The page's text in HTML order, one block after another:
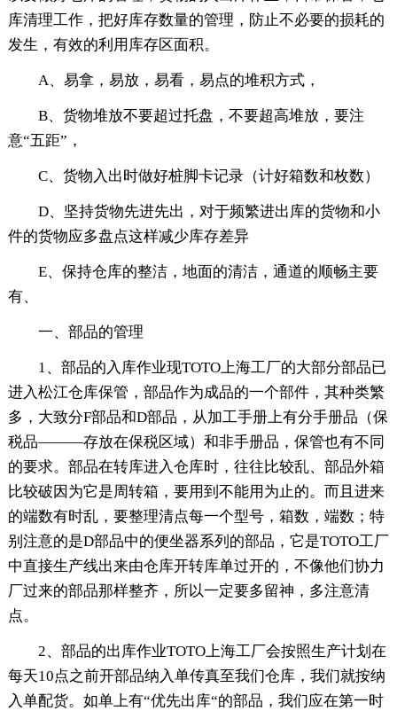
库清理工作，把好库存数量的管理，防止不必要的损耗的
发生，有效的利用库存区面积。
A、易拿，易放，易看，易点的堆积方式，
B、货物堆放不要超过托盘，不要超高堆放，要注
意“五距”，
C、货物入出时做好桩脚卡记录（计好箱数和枚数）
D、坚持货物先进先出，对于频繁进出库的货物和小
件的货物应多盘点这样减少库存差异
E、保持仓库的整洁，地面的清洁，通道的顺畅主要
有、
一、部品的管理
1、部品的入库作业现TOTO上海工厂的大部分部品已
进入松江仓库保管，部品作为成品的一个部件，其种类繁
多，大致分F部品和D部品，从加工手册上有分手册品（保
税品———存放在保税区域）和非手册品，保管也有不同
的要求。部品在转库进入仓库时，往往比较乱、部品外箱
比较破因为它是周转箱，要用到不能用为止的。而且进来
的端数有时乱，要整理清点每一个型号，箱数，端数；特
别注意的是D部品中的便坐器系列的部品，它是TOTO工厂
中直接生产线出来由仓库开转库单过开的，不像他们协力
厂过来的部品那样整齐，所以一定要多留神，多注意清
点。
2、部品的出库作业TOTO上海工厂会按照生产计划在
每天10点之前开部品纳入单传真至我们仓库，我们就按纳
入单配货。如单上有“优先出库“的部品，我们应在第一时